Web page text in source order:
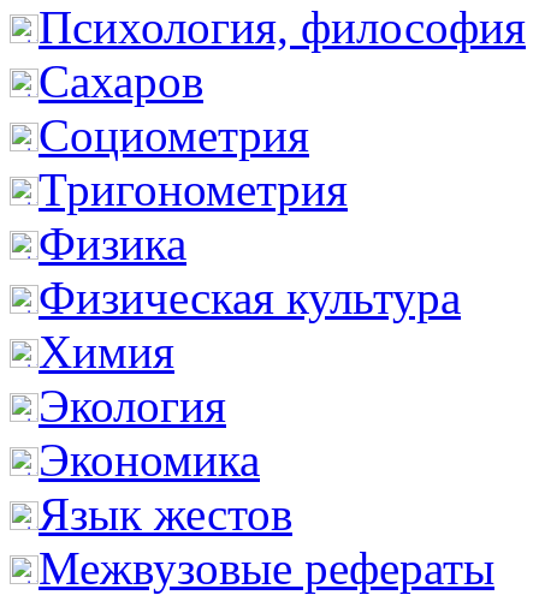
Психология, философия
Сахаров
Социометрия
Тригонометрия
Физика
Физическая культура
Химия
Экология
Экономика
Язык жестов
Межвузовые рефераты